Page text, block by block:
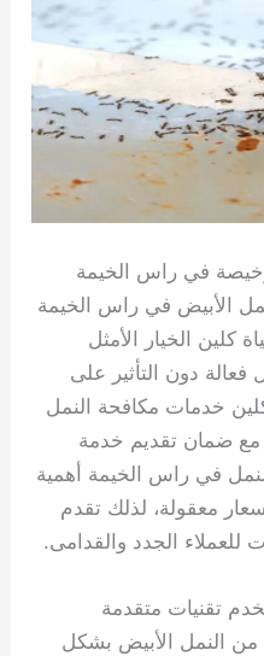
في راس الخيمة
الأبيض في راس الخيمة
كلين الخيار الأمثل
دون التأثير على
خدمات مكافحة النمل
مع ضمان تقديم خدمة
في راس الخيمة أهمية
معقولة، لذلك تقدم
الجدد والقدامى.
تقنيات متقدمة
النمل الأبيض بشكل